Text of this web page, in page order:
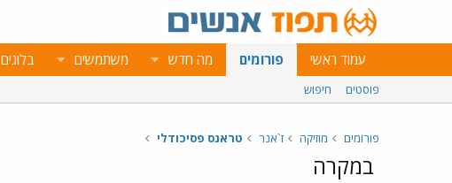
עמוד ראשי פורומים מה חדש משתמשים בלוגים
פוסטים חיפוש
פורומים מוזיקה ז`אנר טראנס פסיכודלי
במקרה